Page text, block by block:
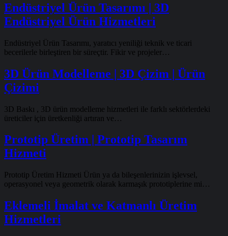
Endüstriyel Ürün Tasarımı | 3D
Endüstriyel Ürün Hizmetleri
Endüstriyel Ürün Tasarımı, yaratıcı yeniliği teknik ve ticari
becerilerle birleştiren bir süreçtir. Fikir ve projeler…
3D Ürün Modelleme | 3D Çizim | Ürün
Çizimi
3D Baskı , 3D ürün modelleme hizmetleri ile farklı sektörlerdeki
üreticiler için üretkenliği artıran ve…
Prototip Üretim | Prototip Tasarım
Hizmeti
Prototip Üretim Hizmeti Ürün ya da bileşenlerinizin işlevsel,
operasyonel veya geometrik olarak karmaşık prototiplerine mi…
Eklemeli İmalat ve Katmanlı Üretim
Hizmetleri